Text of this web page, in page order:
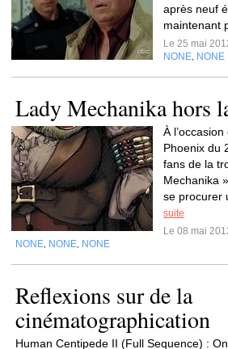
après neuf
maintenant
Le 25 mai
NONE NONE
Lady Mechanika hors
À
Phoenix du
fans de la
Mechanika
se procurer
suite
Le 08 mai
NONE NONE NONE
Reflexions sur de la
cinématographication
Human Centipede II (Full Sequence) :